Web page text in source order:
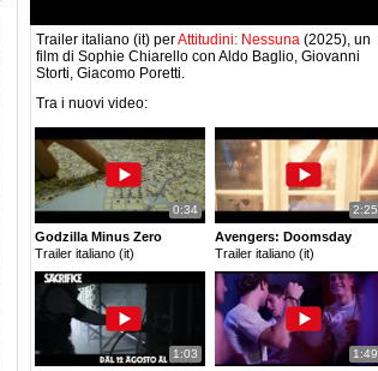
Trailer italiano (it) perAttitudini: Nessuna (2025), un
film di Sophie Chiarello con Aldo Baglio, Giovanni
Storti, Giacomo Poretti.
Tra i nuovi video:
0:34
Godzilla Minus Zero
Trailer italiano (it)
2:25
Avengers: Doomsday
Trailer italiano (it)
1:03 1:49